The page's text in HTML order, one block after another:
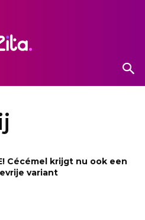
Cécémel krijgt nu ook een
variant